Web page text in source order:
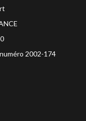
2002-174